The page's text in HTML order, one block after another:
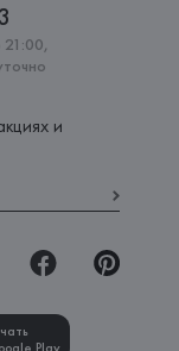
и
Play